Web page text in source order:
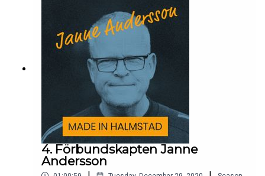
4. Förbundskapten Janne
Andersson